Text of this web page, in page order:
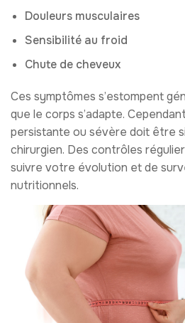
Douleurs musculaires
Sensibilité au froid
Chute de cheveux
Ces symptômes s’estompent
que le corps s’adapte.
persistante ou sévère doit être
chirurgien. Des contrôles
suivre votre évolution et de
nutritionnels.